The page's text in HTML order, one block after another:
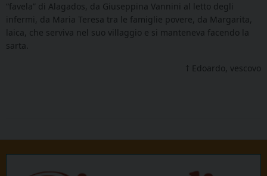
“favela” di Alagados, da Giuseppina Vannini al letto degli
infermi, da Maria Teresa tra le famiglie povere, da Margarita,
laica, che serviva nel suo villaggio e si manteneva facendo la
sarta.
† Edoardo, vescovo